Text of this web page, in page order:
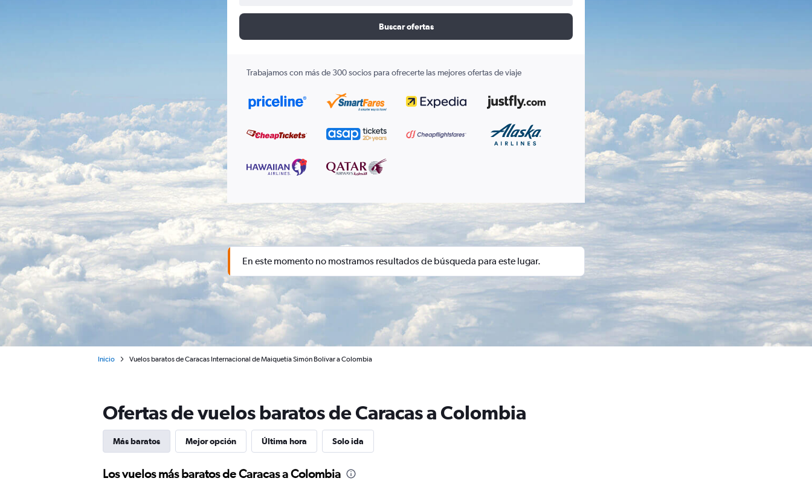
Buscar ofertas
Trabajamos con más de 300 socios para ofrecerte las mejores ofertas de viaje
En este momento no mostramos resultados de búsqueda para este lugar.
Inicio Vuelos baratos de Caracas Internacional de Maiquetía Simón Bolívar a Colombia
Ofertas de vuelos baratos de Caracas a Colombia
Más baratos Mejor opción Última hora Solo ida
Los vuelos más baratos de Caracas a Colombia